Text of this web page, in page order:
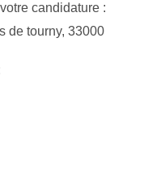
candidature :
de tourny, 33000